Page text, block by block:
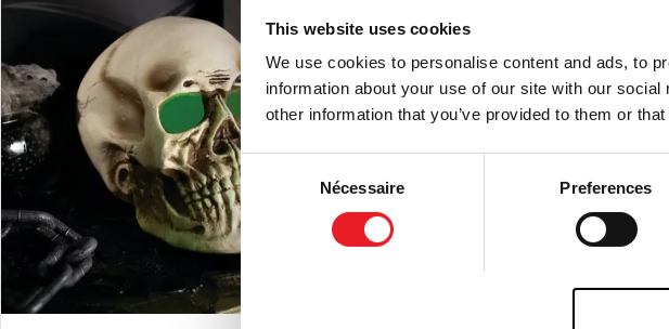
This website uses cookies
We use cookies to personalise content and ads, to
information about your use of our site with our
other information that you’ve provided to them or
Consent
Selection
Nécessaire Preferences